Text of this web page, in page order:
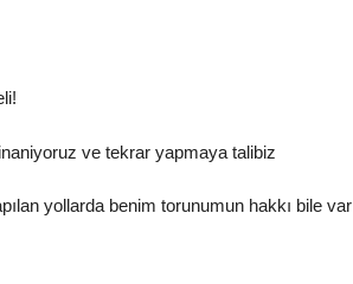
ve tekrar yapmaya talibiz
yollarda benim torunumun hakkı bile var